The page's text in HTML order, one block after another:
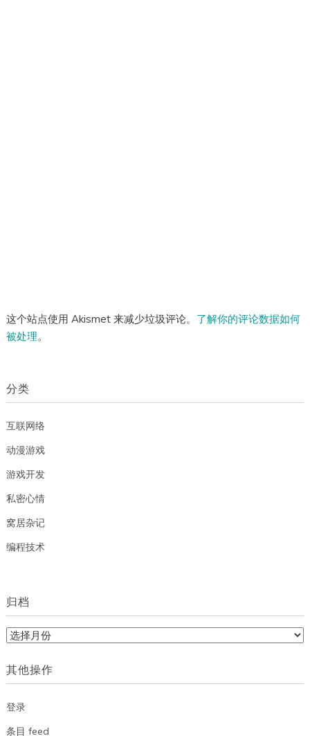
这个站点使用 Akismet 来减少垃圾评论。 了解你的评论数据如何
被处理。
分类
互联网络
动漫游戏
游戏开发
私密心情
窝居杂记
编程技术
归档
归
其他操作
登录
条目 feed